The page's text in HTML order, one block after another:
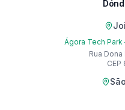
Ágora Tech
Rua
CEP